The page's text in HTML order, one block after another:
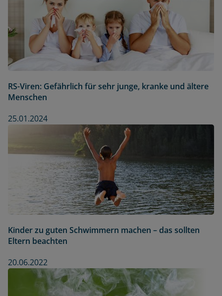
RS-Viren: Gefährlich für sehr junge, kranke und ältere
Menschen
25.01.2024
Kinder zu guten Schwimmern machen – das sollten
Eltern beachten
20.06.2022